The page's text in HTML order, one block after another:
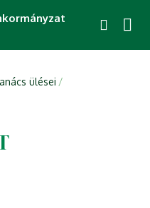
ülései